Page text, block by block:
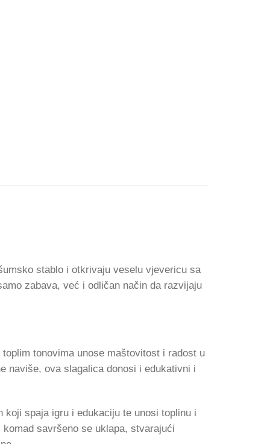
stablo i otkrivaju veselu vjevericu sa
zabava, već i odličan način da razvijaju
tonovima unose maštovitost i radost u
naviše, ova slagalica donosi i edukativni i
spaja igru i edukaciju te unosi toplinu i
savršeno se uklapa, stvarajući